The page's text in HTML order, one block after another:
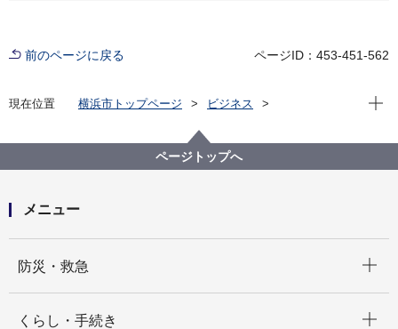
前のページに戻る ページID：453-451-562
現在位置 横浜市トップページ
ビジネス
住まいや建物の防災と補助制度
郵送対応について
現在
ページトップへ
メニュー
防災・救急
くらし・手続き